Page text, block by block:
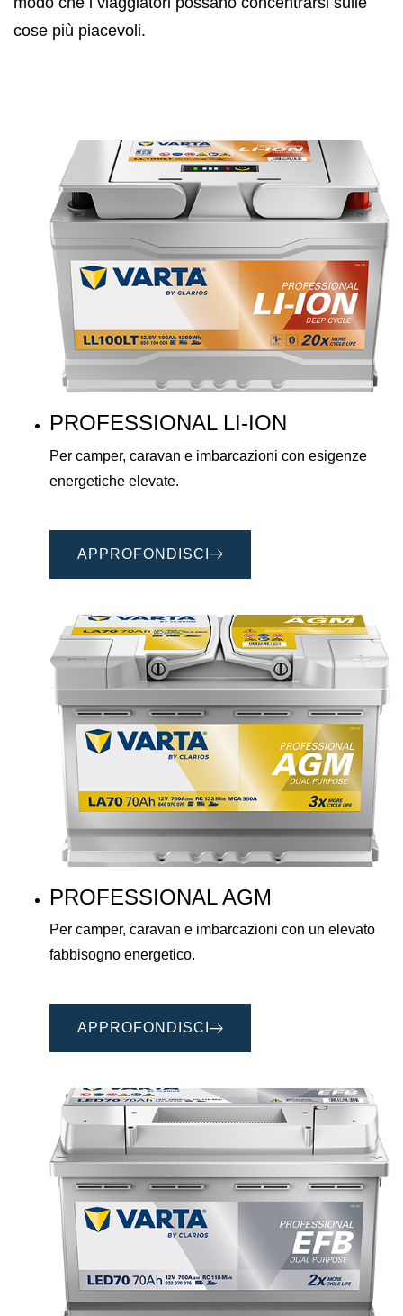
cose più piacevoli.
PROFESSIONAL LI-ION
Per camper, caravan e imbarcazioni con esigenze
energetiche elevate.
APPROFONDISCI
PROFESSIONAL AGM
Per camper, caravan e imbarcazioni con un elevato
fabbisogno energetico.
APPROFONDISCI